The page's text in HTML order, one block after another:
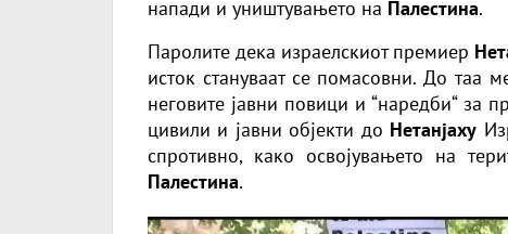
напади и уништувањето на Палестина.
Паролите дека израелскиот премиер
исток стануваат се помасовни. До таа
неговите јавни повици и “наредби“ за
цивили и јавни објекти до Нетанјаху
спротивно, како освојувањето на
Палестина.